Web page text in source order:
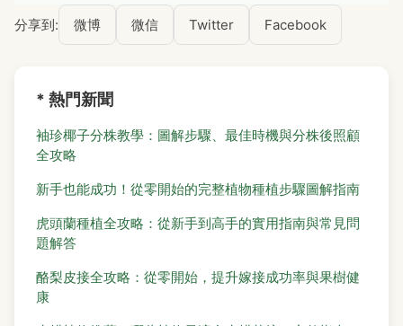
分享到: 微博 微信 Twitter Facebook
* 熱門新聞
袖珍椰子分株教學：圖解步驟、最佳時機與分株後照顧
全攻略
新手也能成功！從零開始的完整植物種植步驟圖解指南
虎頭蘭種植全攻略：從新手到高手的實用指南與常見問
題解答
酪梨皮接全攻略：從零開始，提升嫁接成功率與果樹健
康